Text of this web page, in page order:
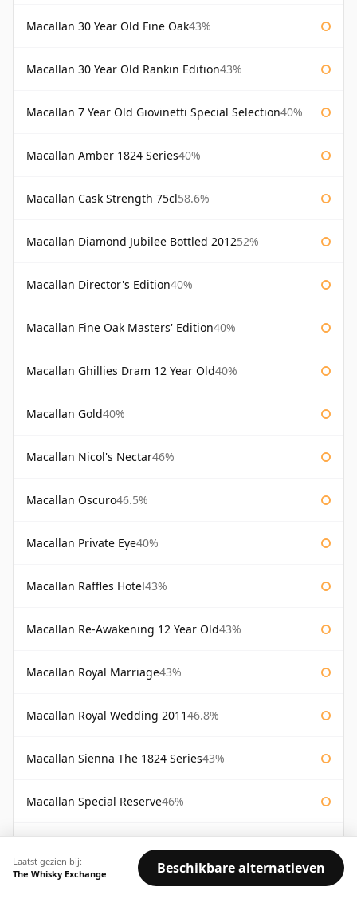
Macallan 30 Year Old Fine Oak43%
Macallan 30 Year Old Rankin Edition43%
Macallan 7 Year Old Giovinetti Special Selection40%
Macallan Amber 1824 Series40%
Macallan Cask Strength 75cl58.6%
Macallan Diamond Jubilee Bottled 201252%
Macallan Director's Edition40%
Macallan Fine Oak Masters' Edition40%
Macallan Ghillies Dram 12 Year Old40%
Macallan Gold40%
Macallan Nicol's Nectar46%
Macallan Oscuro46.5%
Macallan Private Eye40%
Macallan Raffles Hotel43%
Macallan Re-Awakening 12 Year Old43%
Macallan Royal Marriage43%
Macallan Royal Wedding 201146.8%
Macallan Sienna The 1824 Series43%
Macallan Special Reserve46%
BESCHIKBAARHEID: Goed Gemiddeld Beperkt
Laatst gezien bij:
The Whisky Exchange
Beschikbare alternatieven